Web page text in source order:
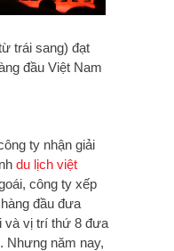
trái sang) đạt
đầu Việt Nam
ty nhận giải
du lịch việt
công ty xếp
đầu đưa
và vị trí thứ 8 đưa
Nhưng năm nay,